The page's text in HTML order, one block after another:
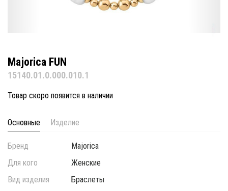
Majorica FUN
15140.01.0.000.010.1
Товар скоро появится в наличии
Основные Изделие
Бренд
Majorica
Для кого
Женские
Вид изделия
Браслеты